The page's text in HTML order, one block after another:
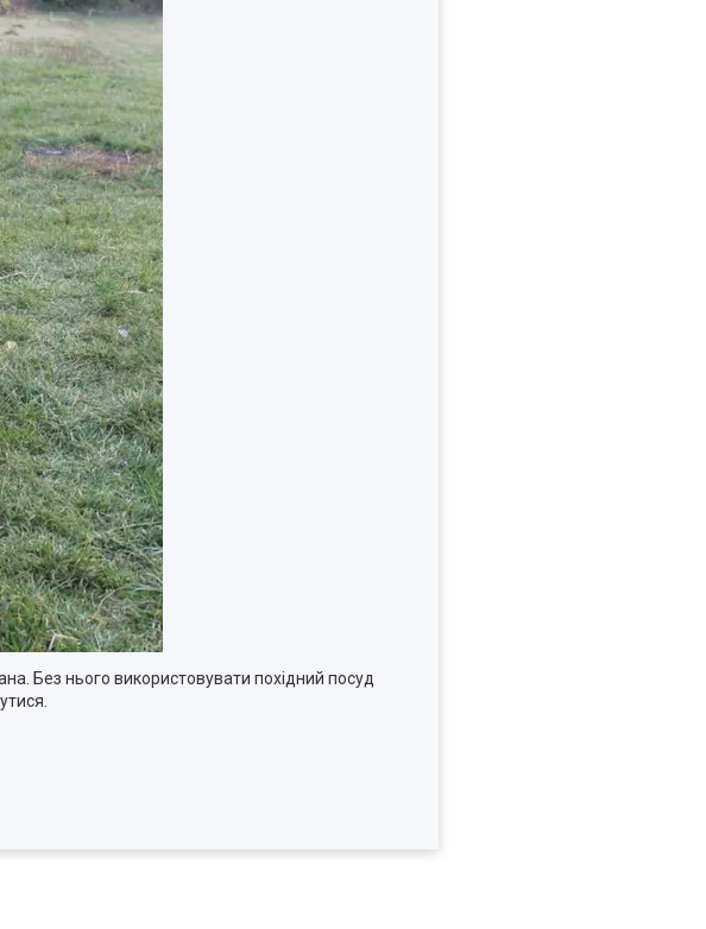
Без нього використовувати похідний посуд